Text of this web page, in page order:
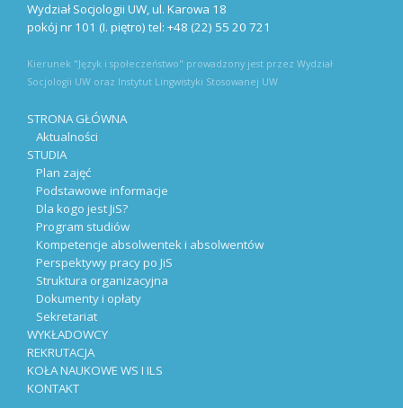
Wydział Socjologii UW, ul. Karowa 18
pokój nr 101 (I. piętro) tel: +48 (22) 55 20 721
Kierunek "Język i społeczeństwo" prowadzony jest przez Wydział
Socjologii UW oraz Instytut Lingwistyki Stosowanej UW
STRONA GŁÓWNA
Aktualności
STUDIA
Plan zajęć
Podstawowe informacje
Dla kogo jest JiS?
Program studiów
Kompetencje absolwentek i absolwentów
Perspektywy pracy po JiS
Struktura organizacyjna
Dokumenty i opłaty
Sekretariat
WYKŁADOWCY
REKRUTACJA
KOŁA NAUKOWE WS I ILS
KONTAKT